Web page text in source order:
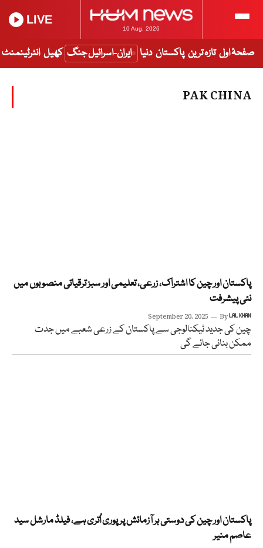
10 Aug, 2026
LIVE
صفحۂ اول تازہ ترین پاکستان دنیا ایران-اسرائیل جنگ کھیل انٹرٹینمنٹ
PAK CHINA
پاکستان اور چین کا اشتراک، زرعی، تعلیمی اور سبز ترقیاتی منصوبوں میں
نئی پیشرفت
September 20, 2025 ByLAL KHAN
چین کی جدید ٹیکنالوجی سے پاکستان کے زرعی شعبے میں جدت
ممکن بنائی جائے گی
پاکستان اور چین کی دوستی ہر آزمائش پر پوری اُتری ہے، فیلڈ مارشل سید
عاصم منیر